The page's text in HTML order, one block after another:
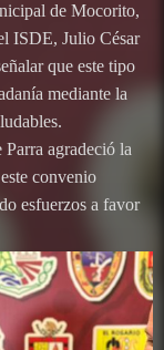
de Mocorito,
ISDE, Julio César
que este tipo
mediante la
agradeció la
convenio
esfuerzos a favor